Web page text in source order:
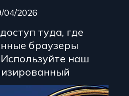
04/2026
туда, где
браузеры
наш